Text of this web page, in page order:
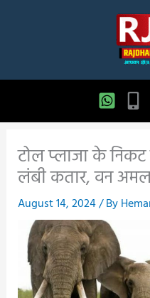
टोल प्लाजा के
लंबी कतार, वन
August 14, 2024/ By